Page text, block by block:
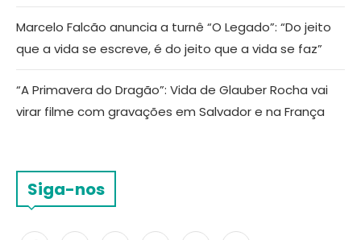
Marcelo Falcão anuncia a turnê “O Legado”: “Do jeito
que a vida se escreve, é do jeito que a vida se faz”
“A Primavera do Dragão”: Vida de Glauber Rocha vai
virar filme com gravações em Salvador e na França
Siga-nos